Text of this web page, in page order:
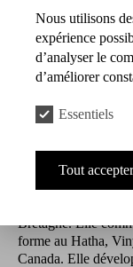
Présentation
Danseuse de
Elle y danse pour
scène Ludovic
Elle intervient dans
régionale
Bretagne. Elle
forme au Hatha,
Canada. Elle
Nous utilisons
expérience
d’analyser le
d’améliorer
Essentiels
Tout accepter